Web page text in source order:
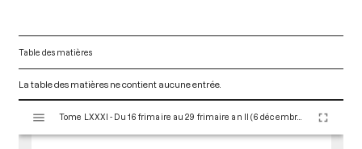
Table des matières
La table des matières ne contient aucune entrée.
s
Tome LXXXI - Du 16 frimaire au 29 frimaire an II (6 décembre au 19 décembre 1793)